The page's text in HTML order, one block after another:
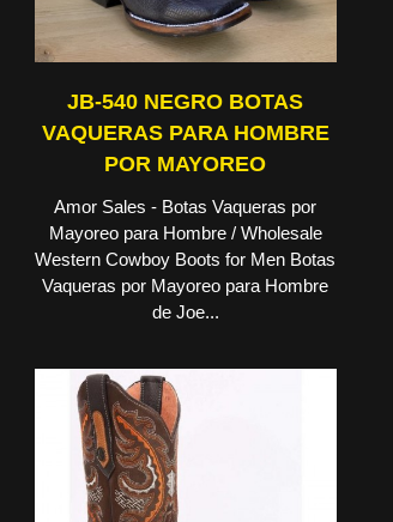
JB-540 NEGRO BOTAS
VAQUERAS PARA HOMBRE
POR MAYOREO
Amor Sales - Botas Vaqueras por
Mayoreo para Hombre / Wholesale
Western Cowboy Boots for Men Botas
Vaqueras por Mayoreo para Hombre
de Joe...